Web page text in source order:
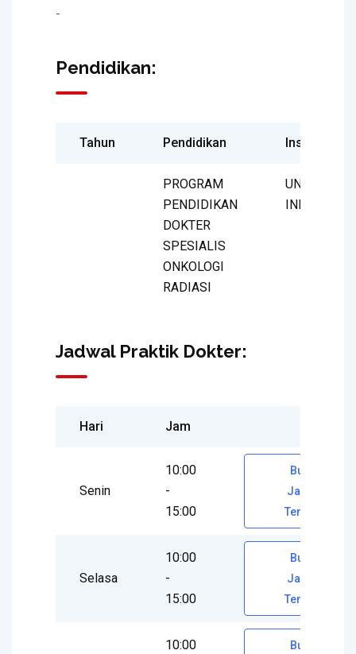
-
Pendidikan:
Tahun Pendidikan Institusi
PROGRAM
PENDIDIKAN
DOKTER
SPESIALIS
ONKOLOGI
RADIASI
INDONESIA
Jadwal Praktik Dokter:
Hari Jam
Senin
10:00
-
15:00
Buat
Janji
Temu
Selasa
10:00
-
15:00
Buat
Janji
Temu
10:00
Buat